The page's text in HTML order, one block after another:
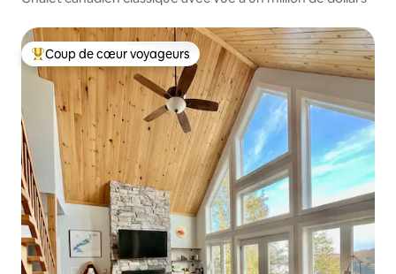
Coups de cœur voyageurs les plus appréciés
Coup de cœur voyageurs